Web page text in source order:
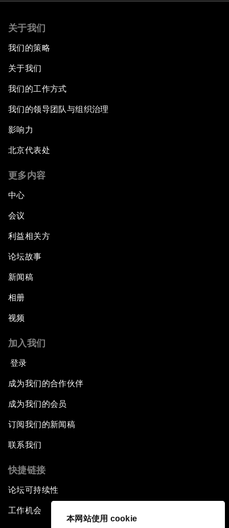
本网站使用 cookie
关于我们
我们的策略
关于我们
我们的工作方式
我们的领导团队与组织治理
影响力
北京代表处
更多内容
中心
会议
利益相关方
论坛故事
新闻稿
相册
视频
加入我们
登录
成为我们的合作伙伴
成为我们的会员
订阅我们的新闻稿
联系我们
快捷链接
论坛可持续性
工作机会